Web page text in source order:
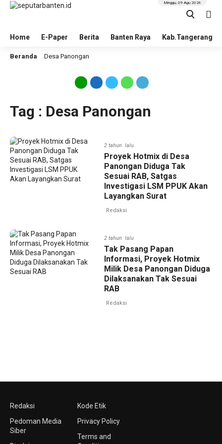
Home E-Paper Berita Banten Raya Kab.Tangerang
Minggu, 09 Agu 2026
Beranda Desa Panongan
Tag : Desa Panongan
2 tahun lalu
Proyek Hotmix di Desa
Panongan Diduga Tak
Sesuai RAB, Satgas
Investigasi LSM PPUK Akan
Layangkan Surat
Redaksi
2 tahun lalu
Tak Pasang Papan
Informasi, Proyek Hotmix
Milik Desa Panongan Diduga
Dilaksanakan Tak Sesuai
RAB
Redaksi
Redaksi
Pedoman Media
Siber
Kode Etik
Privacy Policy
Terms and